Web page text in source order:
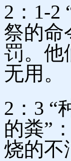
2：1-2
祭的命
罚。他
无用。
2：3 “
的粪”
烧的不